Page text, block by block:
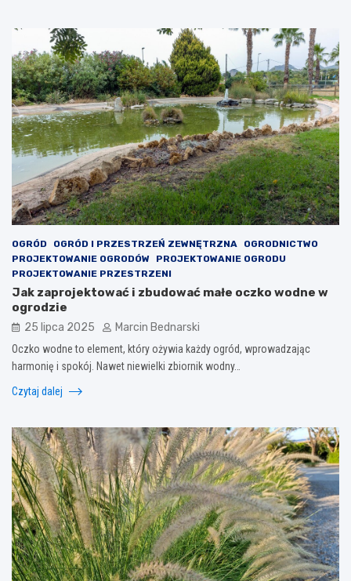
OGRÓD OGRÓD I PRZESTRZEŃ ZEWNĘTRZNA
OGRODNICTWO
PROJEKTOWANIE OGRODÓW
PROJEKTOWANIE OGRODU
PROJEKTOWANIE PRZESTRZENI
Jak zaprojektować i zbudować małe oczko wodne w
ogrodzie
25 lipca 2025 Marcin Bednarski
Oczko wodne to element, który ożywia każdy ogród, wprowadzając
harmonię i spokój. Nawet niewielki zbiornik wodny…
Czytaj dalej